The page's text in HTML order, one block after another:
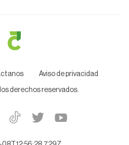
Aviso de privacidad
derechos reservados.